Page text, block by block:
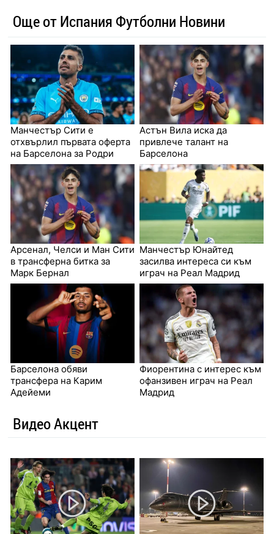
Още от Испания Футболни Новини
Манчестър Сити е
отхвърлил първата оферта
на Барселона за Родри
Астън Вила иска да
привлече талант на
Барселона
Арсенал, Челси и Ман Сити
в трансферна битка за
Марк Бернал
Манчестър Юнайтед
засилва интереса си към
играч на Реал Мадрид
Барселона обяви
трансфера на Карим
Адейеми
Фиорентина с интерес към
офанзивен играч на Реал
Мадрид
Видео Акцент